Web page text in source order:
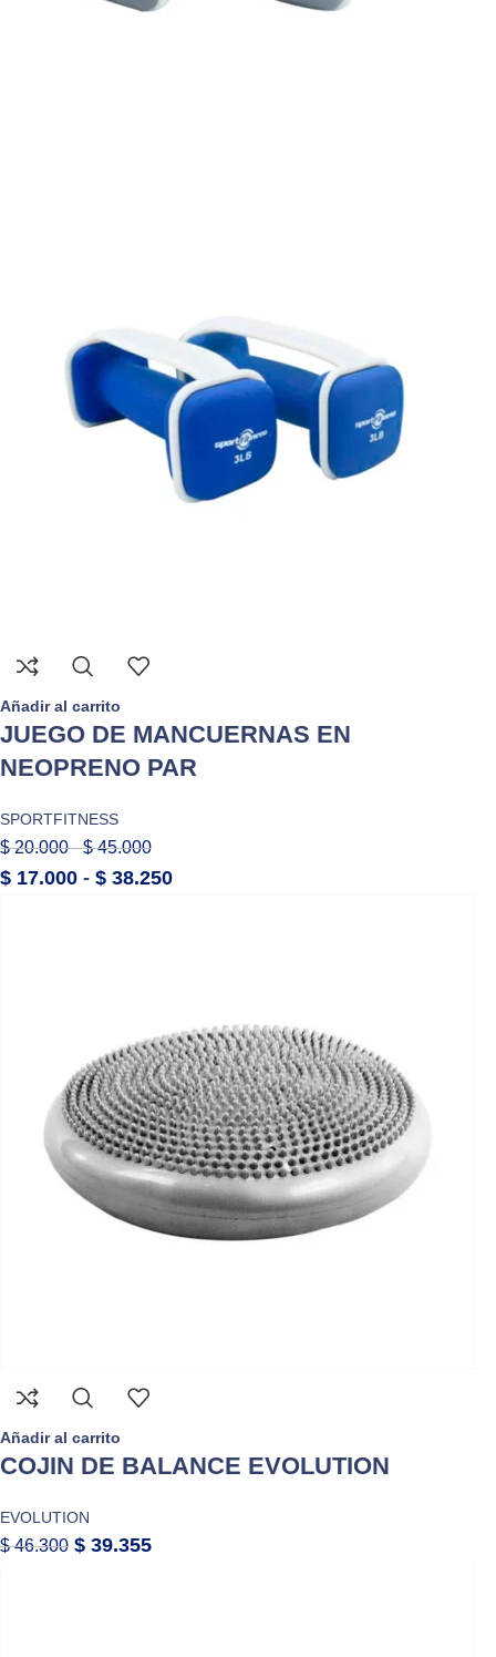
Añadir al carrito
JUEGO DE MANCUERNAS EN
NEOPRENO PAR
SPORTFITNESS
$20.000 - $45.000
$ 17.000 - $ 38.250
Añadir al carrito
COJIN DE BALANCE EVOLUTION
EVOLUTION
$46.300 $ 39.355